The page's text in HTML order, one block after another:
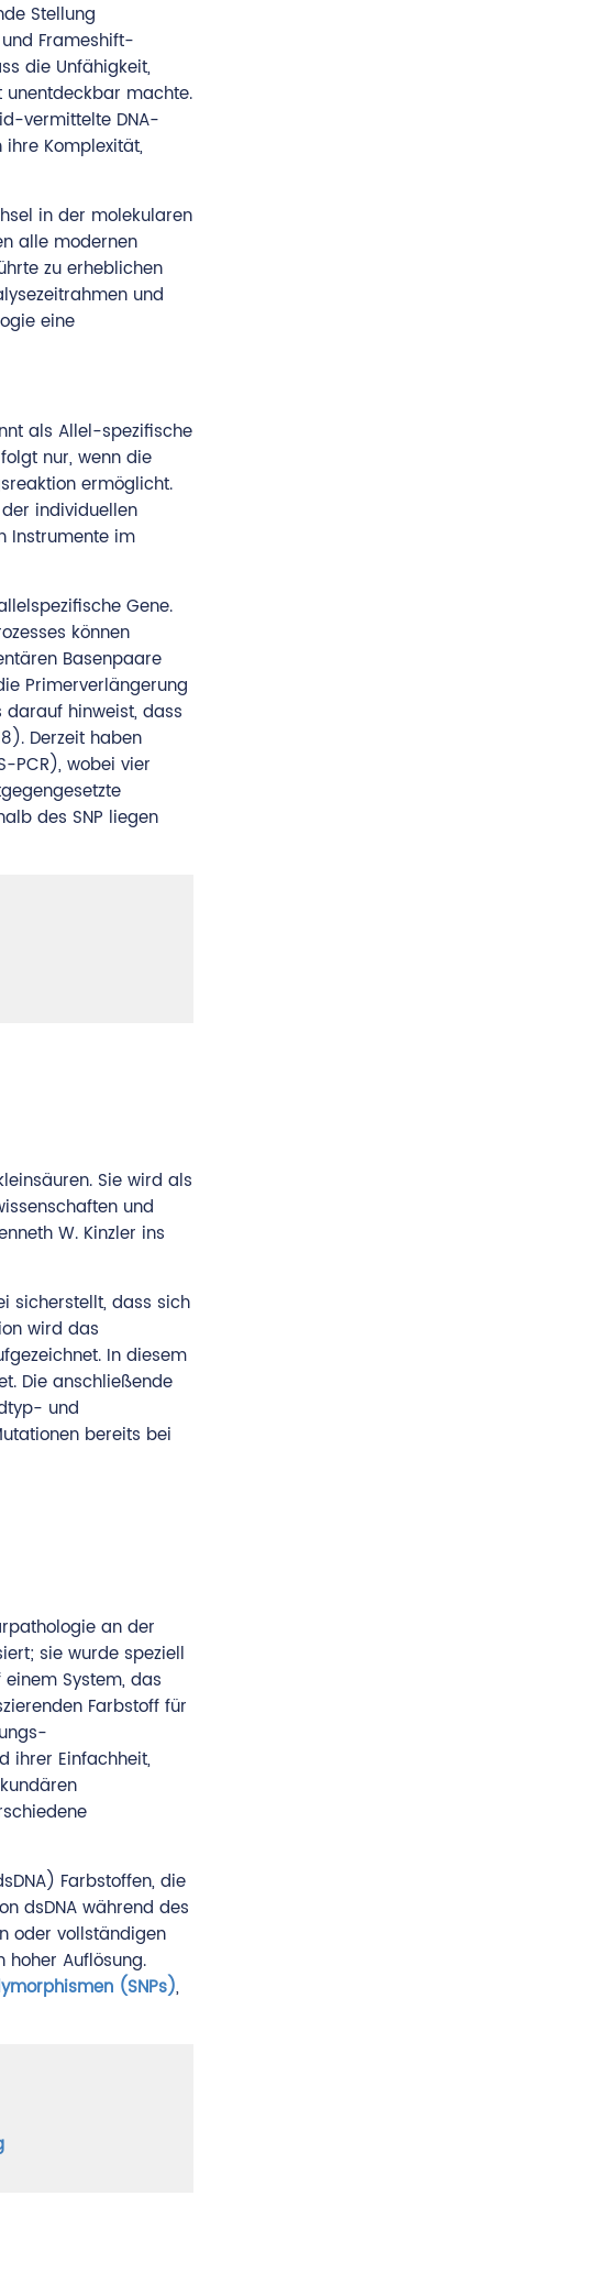
Stellung
Frameshift-
die Unfähigkeit,
unentdeckbar machte.
vermittelte DNA-
Komplexität,
in der molekularen
alle modernen
zu erheblichen
und
eine
als Allel-spezifische
nur, wenn die
ermöglicht.
individuellen
Instrumente im
Gene.
können
Basenpaare
Primerverlängerung
darauf hinweist, dass
Derzeit haben
PCR), wobei vier
des SNP liegen
Sie wird als
und
W. Kinzler ins
sicherstellt, dass sich
wird das
In diesem
Die anschließende
und
bereits bei
an der
sie wurde speziell
System, das
Farbstoff für
ihrer Einfachheit,
Farbstoffen, die
dsDNA während des
oder vollständigen
hoher Auflösung.
(SNPs),